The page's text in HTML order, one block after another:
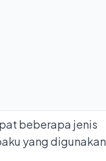
beberapa jenis
yang